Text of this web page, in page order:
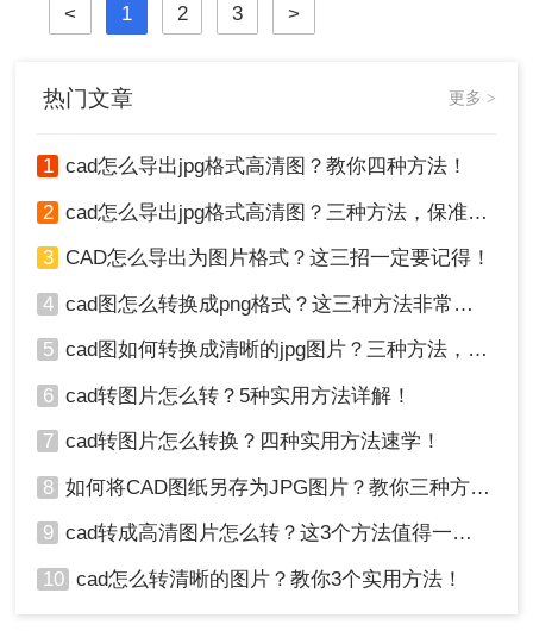
< 1 2 3 >
热门文章 更多 >
1 cad怎么导出jpg格式高清图？教你四种方法！
2 cad怎么导出jpg格式高清图？三种方法，保准一看就会！
3 CAD怎么导出为图片格式？这三招一定要记得！
4 cad图怎么转换成png格式？这三种方法非常实用！
5 cad图如何转换成清晰的jpg图片？三种方法，保准一看就会!！
6 cad转图片怎么转？5种实用方法详解！
7 cad转图片怎么转换？四种实用方法速学！
8 如何将CAD图纸另存为JPG图片？教你三种方法轻松搞定！
9 cad转成高清图片怎么转？这3个方法值得一试！
10 cad怎么转清晰的图片？教你3个实用方法！